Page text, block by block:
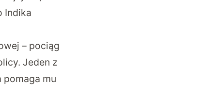
Indika
– pociąg
Jeden z
pomaga mu